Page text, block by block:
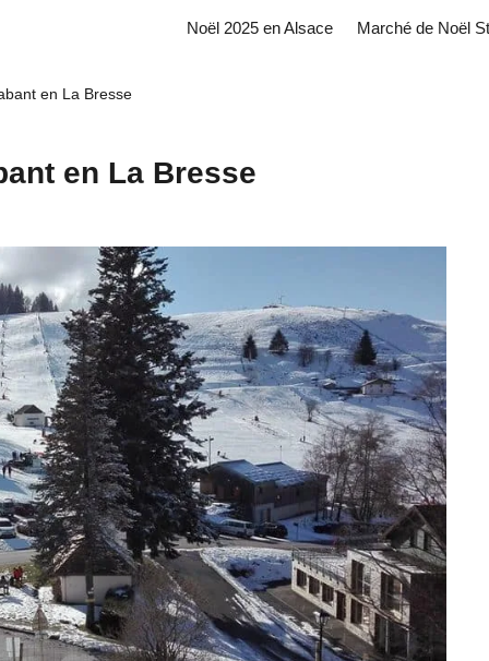
Noël 2025 en Alsace Marché de Noël
en La Bresse
en La Bresse